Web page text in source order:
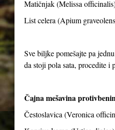
Matičnjak (Melissa
List celera (Apium
Sve biljke pomešajte pa
da stoji pola sata, procedite i
Čajna mešavina
Čestoslavica (Veronica